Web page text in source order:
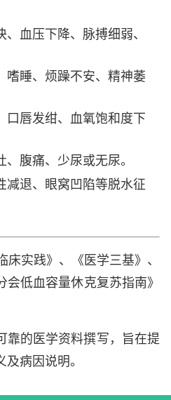
、血压下降、脉搏细弱、
嗜睡、烦躁不安、精神萎
口唇发绀、血氧饱和度下
腹痛、少尿或无尿。
减退、眼窝凹陷等脱水征
床实践》、《医学三基》、
会低血容量休克复苏指南》
靠的医学资料撰写，旨在提
病因说明。